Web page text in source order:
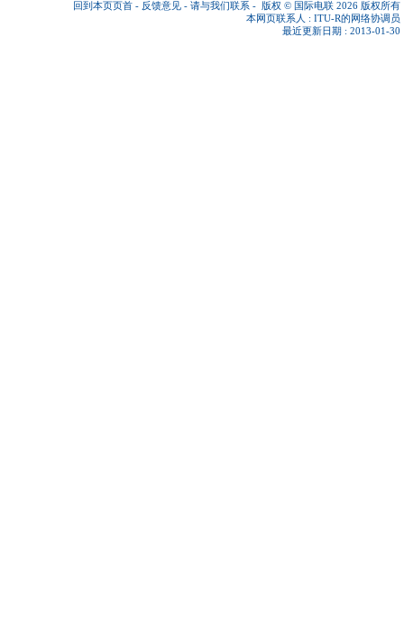
回到本页页首 - 反馈意见 - 请与我们联系 - 版权 © 国际电联 2026 版权所有
本网页联系人 : ITU-R的网络协调员
最近更新日期 : 2013-01-30